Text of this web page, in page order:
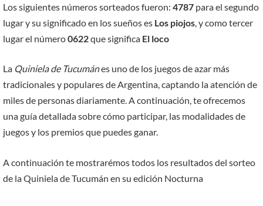
Los siguientes números sorteados fueron: 4787 para el segundo
lugar y su significado en los sueños es Los piojos , y como tercer
lugar el número0622que significa El loco
La Quiniela de Tucumánes uno de los juegos de azar más
tradicionales y populares de Argentina, captando la atención de
miles de personas diariamente. A continuación, te ofrecemos
una guía detallada sobre cómo participar, las modalidades de
juegos y los premios que puedes ganar.
A continuación te mostrarémos todos los resultados del sorteo
de la Quiniela de Tucumán en su edición Nocturna